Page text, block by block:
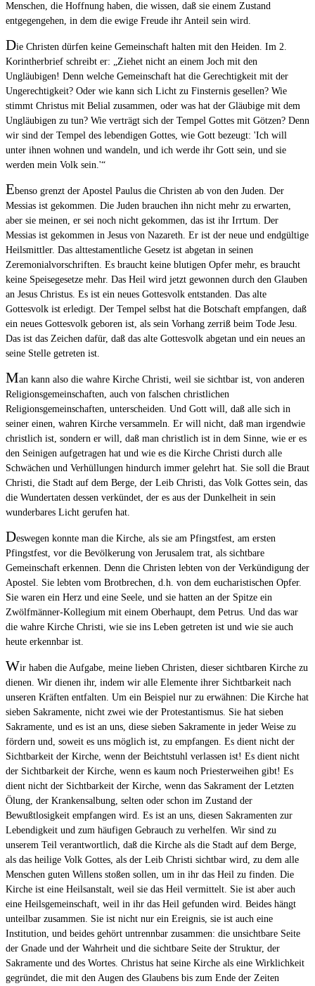
Menschen, die Hoffnung haben, die wissen, daß sie einem Zustand
entgegengehen, in dem die ewige Freude ihr Anteil sein wird.
Die Christen dürfen keine Gemeinschaft halten mit den Heiden. Im 2.
Korintherbrief schreibt er: „Ziehet nicht an einem Joch mit den
Ungläubigen! Denn welche Gemeinschaft hat die Gerechtigkeit mit der
Ungerechtigkeit? Oder wie kann sich Licht zu Finsternis gesellen? Wie
stimmt Christus mit Belial zusammen, oder was hat der Gläubige mit dem
Ungläubigen zu tun? Wie verträgt sich der Tempel Gottes mit Götzen? Denn
wir sind der Tempel des lebendigen Gottes, wie Gott bezeugt: 'Ich will
unter ihnen wohnen und wandeln, und ich werde ihr Gott sein, und sie
werden mein Volk sein.'“
Ebenso grenzt der Apostel Paulus die Christen ab von den Juden. Der
Messias ist gekommen. Die Juden brauchen ihn nicht mehr zu erwarten,
aber sie meinen, er sei noch nicht gekommen, das ist ihr Irrtum. Der
Messias ist gekommen in Jesus von Nazareth. Er ist der neue und endgültige
Heilsmittler. Das alttestamentliche Gesetz ist abgetan in seinen
Zeremonialvorschriften. Es braucht keine blutigen Opfer mehr, es braucht
keine Speisegesetze mehr. Das Heil wird jetzt gewonnen durch den Glauben
an Jesus Christus. Es ist ein neues Gottesvolk entstanden. Das alte
Gottesvolk ist erledigt. Der Tempel selbst hat die Botschaft empfangen, daß
ein neues Gottesvolk geboren ist, als sein Vorhang zerriß beim Tode Jesu.
Das ist das Zeichen dafür, daß das alte Gottesvolk abgetan und ein neues an
seine Stelle getreten ist.
Man kann also die wahre Kirche Christi, weil sie sichtbar ist, von anderen
Religionsgemeinschaften, auch von falschen christlichen
Religionsgemeinschaften, unterscheiden. Und Gott will, daß alle sich in
seiner einen, wahren Kirche versammeln. Er will nicht, daß man irgendwie
christlich ist, sondern er will, daß man christlich ist in dem Sinne, wie er es
den Seinigen aufgetragen hat und wie es die Kirche Christi durch alle
Schwächen und Verhüllungen hindurch immer gelehrt hat. Sie soll die Braut
Christi, die Stadt auf dem Berge, der Leib Christi, das Volk Gottes sein, das
die Wundertaten dessen verkündet, der es aus der Dunkelheit in sein
wunderbares Licht gerufen hat.
Deswegen konnte man die Kirche, als sie am Pfingstfest, am ersten
Pfingstfest, vor die Bevölkerung von Jerusalem trat, als sichtbare
Gemeinschaft erkennen. Denn die Christen lebten von der Verkündigung der
Apostel. Sie lebten vom Brotbrechen, d.h. von dem eucharistischen Opfer.
Sie waren ein Herz und eine Seele, und sie hatten an der Spitze ein
Zwölfmänner-Kollegium mit einem Oberhaupt, dem Petrus. Und das war
die wahre Kirche Christi, wie sie ins Leben getreten ist und wie sie auch
heute erkennbar ist.
Wir haben die Aufgabe, meine lieben Christen, dieser sichtbaren Kirche zu
dienen. Wir dienen ihr, indem wir alle Elemente ihrer Sichtbarkeit nach
unseren Kräften entfalten. Um ein Beispiel nur zu erwähnen: Die Kirche hat
sieben Sakramente, nicht zwei wie der Protestantismus. Sie hat sieben
Sakramente, und es ist an uns, diese sieben Sakramente in jeder Weise zu
fördern und, soweit es uns möglich ist, zu empfangen. Es dient nicht der
Sichtbarkeit der Kirche, wenn der Beichtstuhl verlassen ist! Es dient nicht
der Sichtbarkeit der Kirche, wenn es kaum noch Priesterweihen gibt! Es
dient nicht der Sichtbarkeit der Kirche, wenn das Sakrament der Letzten
Ölung, der Krankensalbung, selten oder schon im Zustand der
Bewußtlosigkeit empfangen wird. Es ist an uns, diesen Sakramenten zur
Lebendigkeit und zum häufigen Gebrauch zu verhelfen. Wir sind zu
unserem Teil verantwortlich, daß die Kirche als die Stadt auf dem Berge,
als das heilige Volk Gottes, als der Leib Christi sichtbar wird, zu dem alle
Menschen guten Willens stoßen sollen, um in ihr das Heil zu finden. Die
Kirche ist eine Heilsanstalt, weil sie das Heil vermittelt. Sie ist aber auch
eine Heilsgemeinschaft, weil in ihr das Heil gefunden wird. Beides hängt
unteilbar zusammen. Sie ist nicht nur ein Ereignis, sie ist auch eine
Institution, und beides gehört untrennbar zusammen: die unsichtbare Seite
der Gnade und der Wahrheit und die sichtbare Seite der Struktur, der
Sakramente und des Wortes. Christus hat seine Kirche als eine Wirklichkeit
gegründet, die mit den Augen des Glaubens bis zum Ende der Zeiten